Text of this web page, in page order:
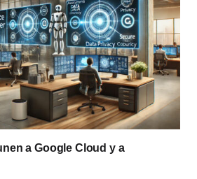
a Google Cloud y a